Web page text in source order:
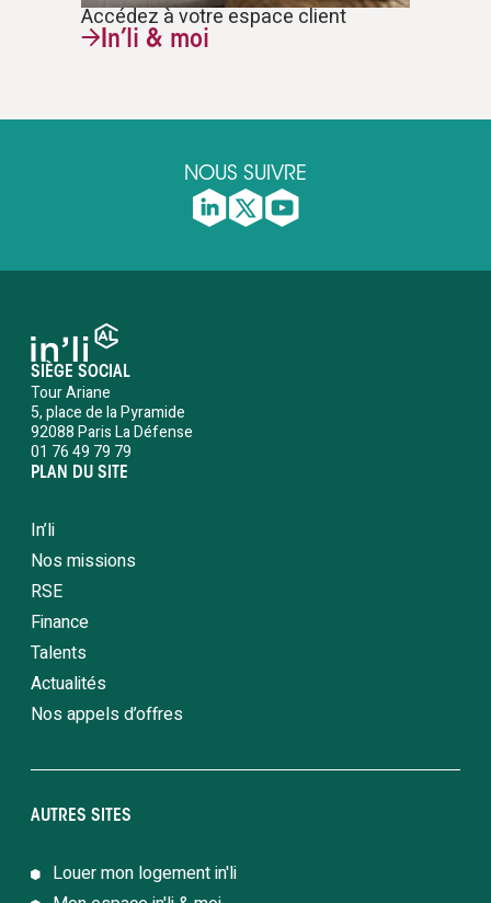
Accédez à votre espace client
In’li & moi
NOUS SUIVRE
SIÈGE SOCIAL
Tour Ariane
5, place de la Pyramide
92088 Paris La Défense
01 76 49 79 79
PLAN DU SITE
In’li
Nos missions
RSE
Finance
Talents
Actualités
Nos appels d’offres
AUTRES SITES
Louer mon logement in'li